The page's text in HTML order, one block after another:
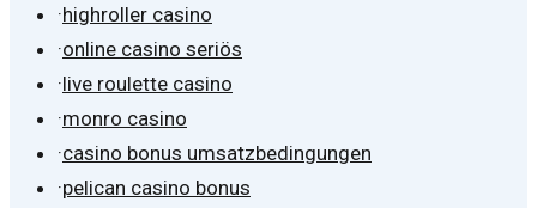
·highroller casino
·online casino seriös
·live roulette casino
·monro casino
·casino bonus umsatzbedingungen
·pelican casino bonus